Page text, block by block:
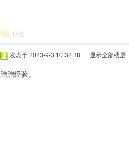
回复
发表于 2023-9-3 10:32:38 显示全部楼层
蹭蹭经验。